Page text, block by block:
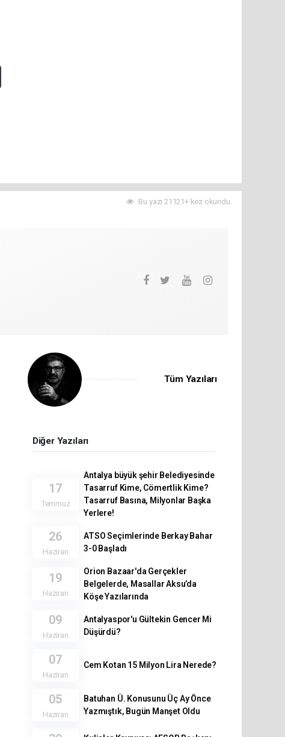
Bu yazı 21121+ kez okundu.
Tüm Yazıları
Diğer Yazıları
17
Temmuz
Antalya büyük şehir Belediyesinde
Tasarruf Kime, Cömertlik Kime?
Tasarruf Basına, Milyonlar Başka
Yerlere!
26
Haziran
ATSO Seçimlerinde Berkay Bahar
3-0 Başladı
19
Haziran
Orion Bazaar'da Gerçekler
Belgelerde, Masallar Aksu’da
Köşe Yazılarında
09
Haziran
Antalyaspor'u Gültekin Gencer Mi
Düşürdü?
07
Haziran
Cem Kotan 15 Milyon Lira Nerede?
05
Haziran
Batuhan Ü. Konusunu Üç Ay Önce
Yazmıştık, Bugün Manşet Oldu